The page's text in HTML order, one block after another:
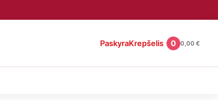
PaskyraKrepšelis 0 0,00 €